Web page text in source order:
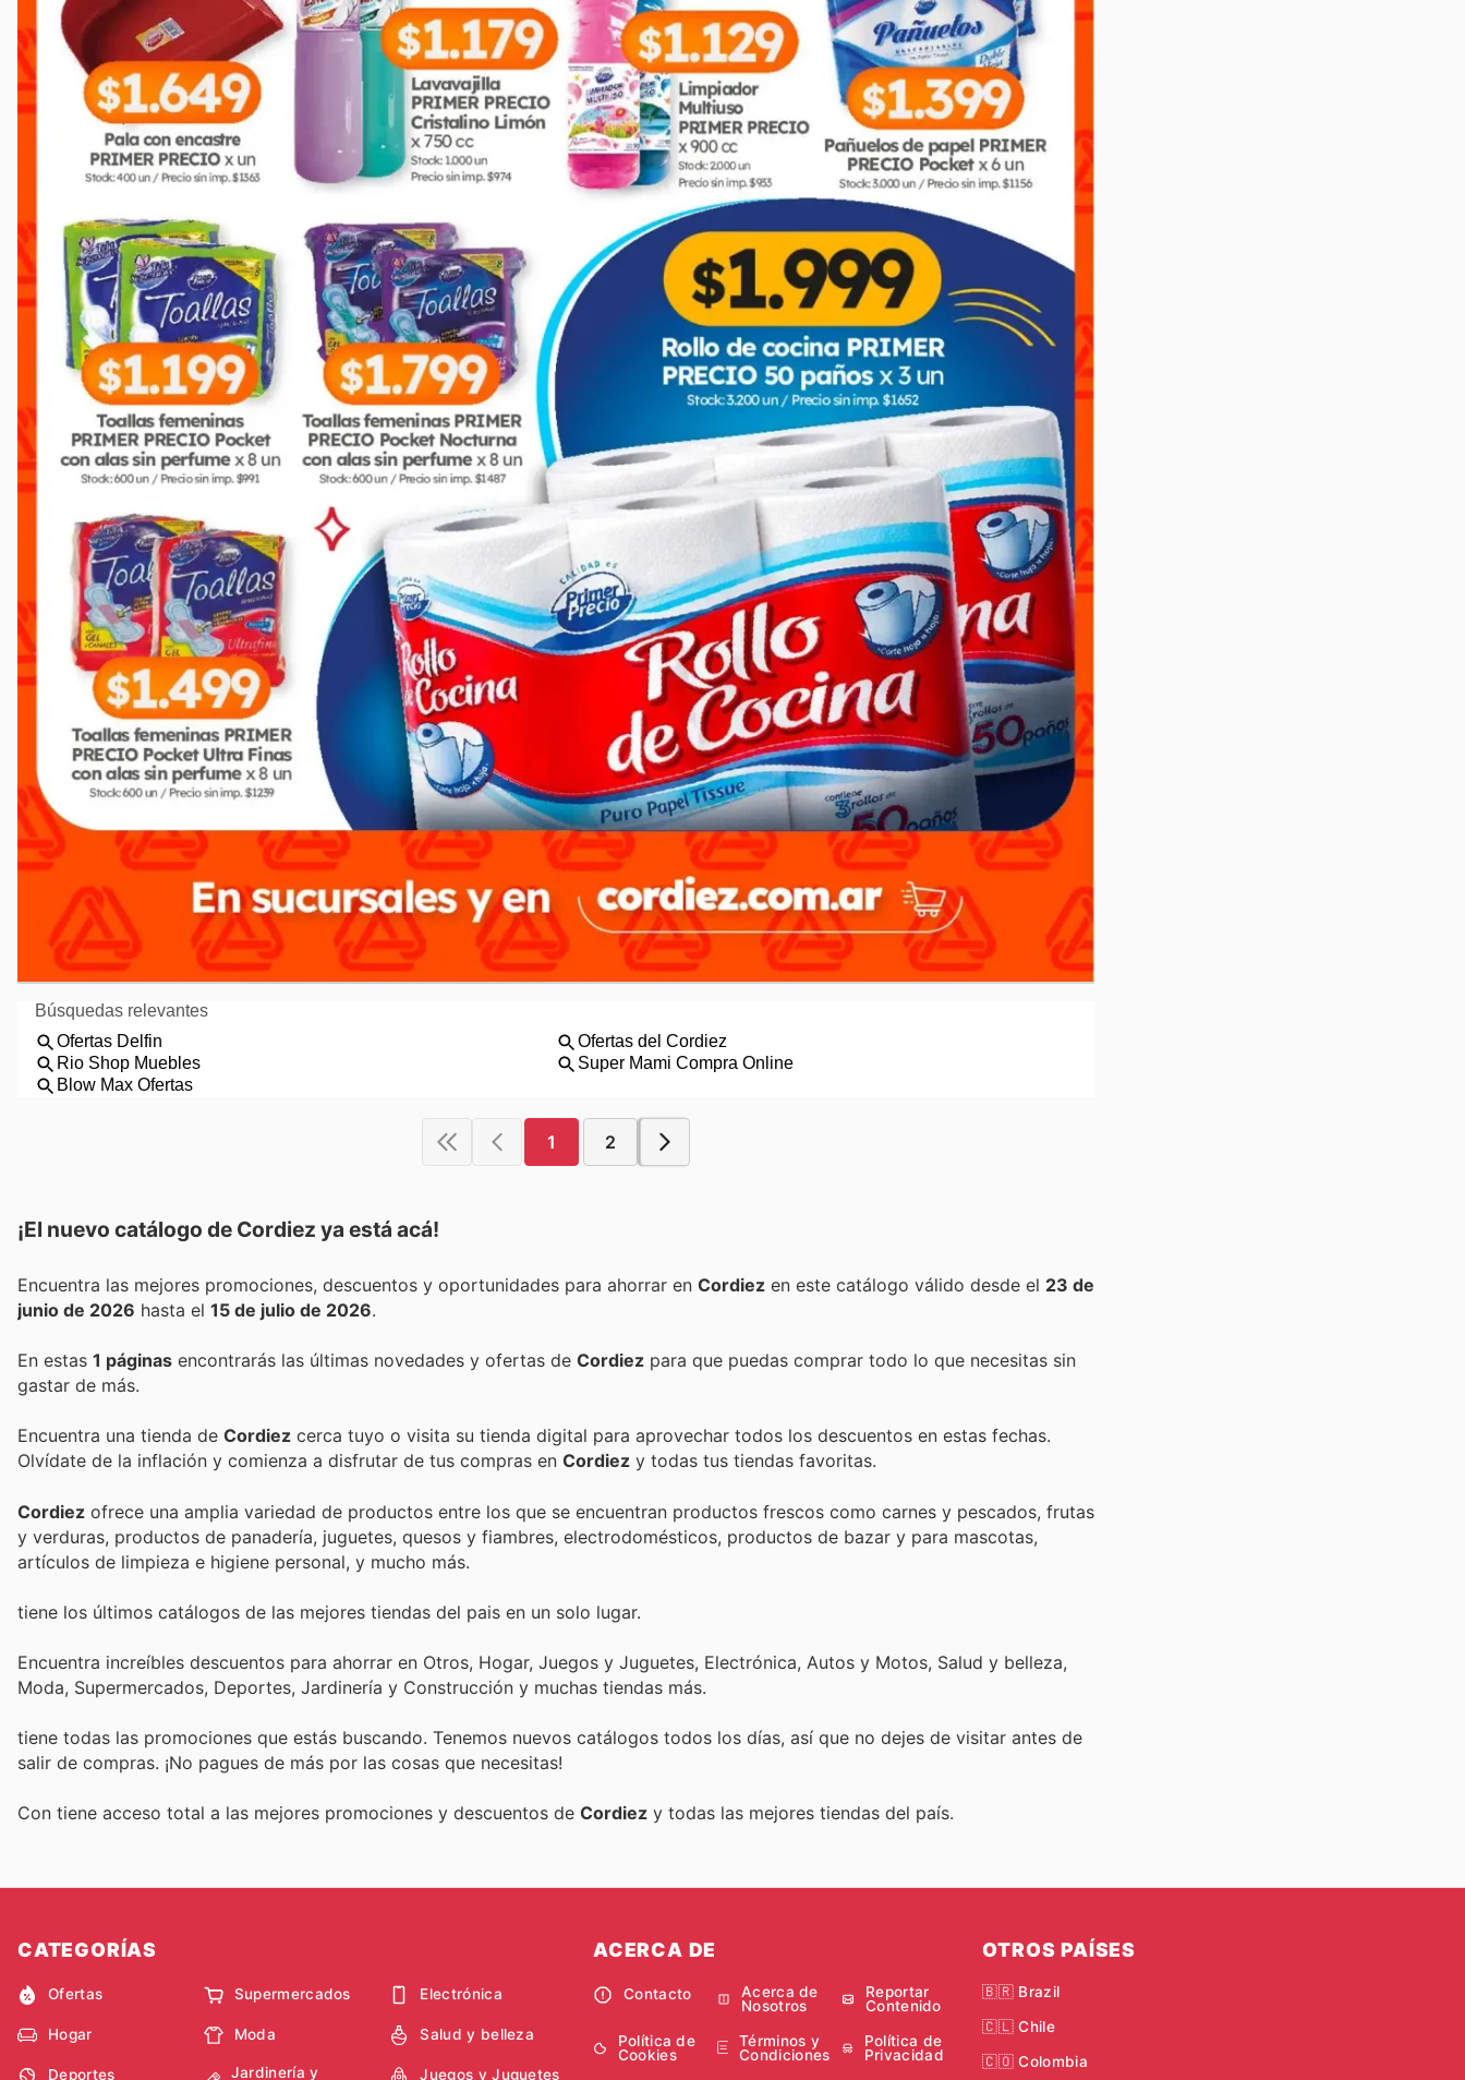
1 2
¡El nuevo catálogo de Cordiez ya está acá!
Encuentra las mejores promociones, descuentos y oportunidades para ahorrar en Cordiez en este catálogo válido desde el 23 de
junio de 2026 hasta el 15 de julio de 2026.
En estas 1 páginas encontrarás las últimas novedades y ofertas de Cordiez para que puedas comprar todo lo que necesitas sin
gastar de más.
Encuentra una tienda de Cordiez cerca tuyo o visita su tienda digital para aprovechar todos los descuentos en estas fechas.
Olvídate de la inflación y comienza a disfrutar de tus compras en Cordiez y todas tus tiendas favoritas.
Cordiez ofrece una amplia variedad de productos entre los que se encuentran productos frescos como carnes y pescados, frutas
y verduras, productos de panadería, juguetes, quesos y fiambres, electrodomésticos, productos de bazar y para mascotas,
artículos de limpieza e higiene personal, y mucho más.
tiene los últimos catálogos de las mejores tiendas del pais en un solo lugar.
Encuentra increíbles descuentos para ahorrar en Otros, Hogar, Juegos y Juguetes, Electrónica, Autos y Motos, Salud y belleza,
Moda, Supermercados, Deportes, Jardinería y Construcción y muchas tiendas más.
tiene todas las promociones que estás buscando. Tenemos nuevos catálogos todos los días, así que no dejes de visitar antes de
salir de compras. ¡No pagues de más por las cosas que necesitas!
Con tiene acceso total a las mejores promociones y descuentos de Cordiez y todas las mejores tiendas del país.
CATEGORÍAS
Ofertas Supermercados Electrónica
Hogar Moda Salud y belleza
Deportes
Jardinería y
Juegos y Juguetes
ACERCA DE
Contacto
Acerca de
Nosotros
Reportar
Contenido
Política de
Cookies
Términos y
Condiciones
Política de
Privacidad
OTROS PAÍSES
🇧🇷 Brazil
🇨🇱 Chile
🇨🇴 Colombia